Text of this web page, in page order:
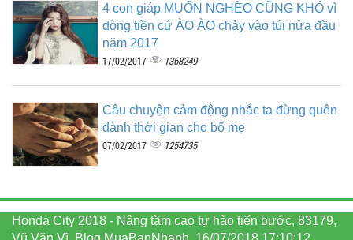
4 con giáp MUỐN NGHÈO CŨNG KHÓ vì
dòng tiền cứ ÀO ÀO chảy vào túi nửa đầu
năm 2017
17/02/2017 1368249
Câu chuyện cảm động nhắc ta đừng quên
dành thời gian cho bố mẹ
07/02/2017 1254735
Honda City 2018 - Nâng tầm cao tự hào tiến bước, 83179,